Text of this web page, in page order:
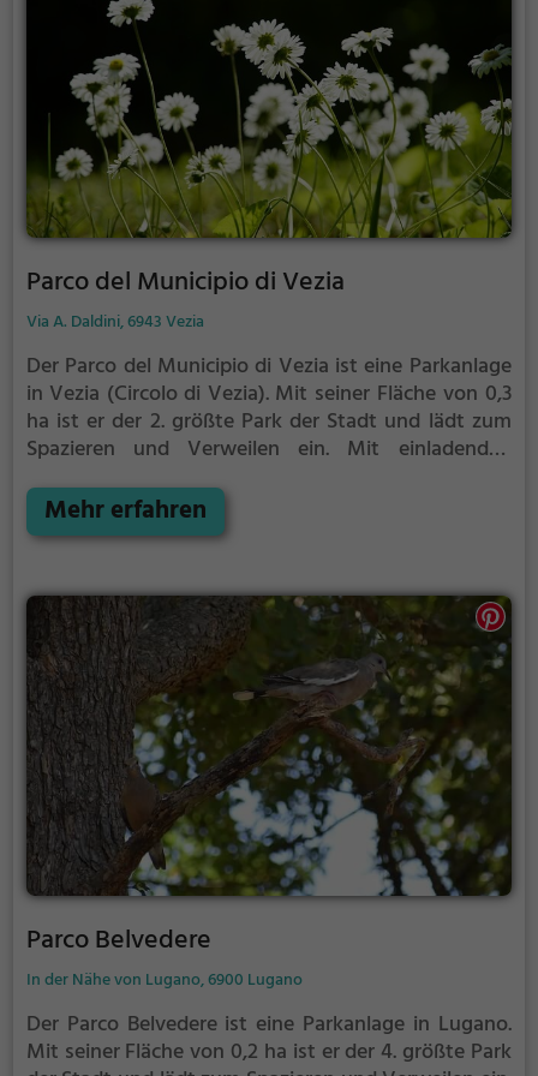
Parco del Municipio di Vezia
Via A. Daldini, 6943 Vezia
Der Parco del Municipio di Vezia ist eine Parkanlage
in Vezia (Circolo di Vezia). Mit seiner Fläche von 0,3
ha ist er der 2. größte Park der Stadt und lädt zum
Spazieren und Verweilen ein. Mit einladenden
del Municipio di Vezia zahlreiche Möglichkeiten zur
Entspannung.
Mehr erfahren
Parco Belvedere
In der Nähe von Lugano, 6900 Lugano
Der Parco Belvedere ist eine Parkanlage in Lugano.
Mit seiner Fläche von 0,2 ha ist er der 4. größte Park